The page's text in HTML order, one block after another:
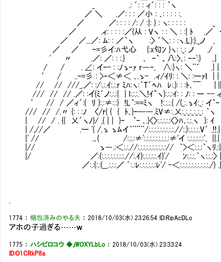
_ .: ´: : ィ´: : : ｀ヽ
／ ＼ .／: : : ／小 : ､: : : : :.
／ ／: : : : /: / :|: } : ヽ: : : : : _
／ .ィ: : : : :／{从 : Vヽ : : ＼ : :| ﾄ .／
／ ／...／: ﾑ: : ／｀ヽ Ⅵ:〉 ´＼: : :ヽ.L}:}._ノ ,
／ ／ ｰ=彡イ:ﾊ弋心 {:x匂ﾝ }ヽ: :_: ノ ./
' 〃 .／: ／: : :.} ､ ｰ` 、八:〉､: ｰ‐':} ..|
/ / . ∠: イｰ- : :ﾉゝ‐ｧ r―‐, ∧:}ヽ: ＼¨´
′ / ..ｰ=彡 : >‐＜≠＜ ､.ゝ- .ィ/ｲﾘ: : ＼: :ーｧ
// // ///_.／: :/:.:.ｲ:.:.r ﾐﾊ:ヽ:｀T´ﾍﾊ ﾚ:.}: : :ﾄ､￣ |∥ |
/// // // .／: :イ{ﾐ´ノ:.:.:| | l:.:.:.＼!ｲ＾ヽ}:.:.:ｲ: : ﾉ: : ー --
′ // / ／ィ´:{ ﾘ }:.:≠:.:} !L`:==ﾐヽ !:.:.:.{ /{_:.ゝｲ:_: イ`
/// // /.〃 {: : :ﾉ 〈/r{ { { ﾄ､}ｰ─―.ﾐV≠:.乂:_:_:_:_:_: ｀
| // / . {{ 乂´ヽﾉ}/ ,{ | | }‐ `ｰ ､.}〈〉:.:.:.:.:〈〉ﾊ､:.:.ヽ
| /,//／ .ー '{ /.ゝ ゝﾑイ｀¨¨¨/:.:.:.:.:.:.:.:.:.//
|' // .､{ /:.:.:≠':.:.:.:.:.:.:.:.:≠'イ :.:.:.:.:.:', ||.|
|// ゝ―.:＜:.:.//:.:.:.:.:.:.:.:.:.:// ｀>＜:.:.:｀ヽﾘ
|/ ／:{:.:.:.:.:.:.:.:.//:.ｲ}:.:.:.:.:.ｲ}'/ ﾝ:.:.:.｀ヽ:.:.:〉
／:.:{:.:{__.:.:.:／ ´:.:ﾚ:.:.:.:.:.:ﾚ'/ -＜:.:.:.:.:.:.:.:.:.:./}
1774 ：梱包済みのやる夫 ：2018/10/03(水) 23:26:54 ID:RipAcDLo
アホの子過ぎる……ｗ
1775 ： ハシビロコウ ◆.jWOXYLbLo ：2018/10/03(水) 23:33:24
ID:O1CRkP8a